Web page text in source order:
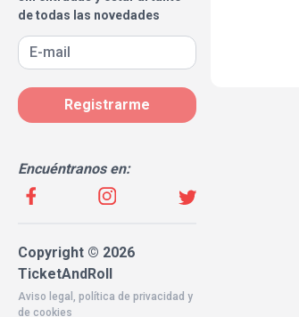
de todas las novedades
Registrarme
Encuéntranos en:
Copyright © 2026
TicketAndRoll
Aviso legal , política de privacidad y
de cookies